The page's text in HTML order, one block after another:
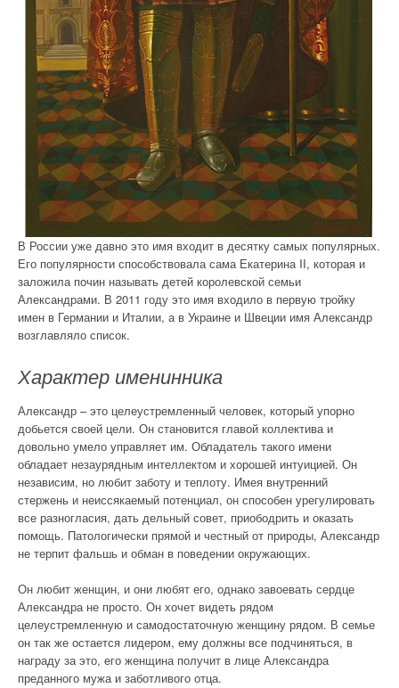
В России уже давно это имя входит в десятку самых популярных.
Его популярности способствовала сама Екатерина II, которая и
заложила почин называть детей королевской семьи
Александрами. В 2011 году это имя входило в первую тройку
имен в Германии и Италии, а в Украине и Швеции имя Александр
возглавляло список.
Характер именинника
Александр – это целеустремленный человек, который упорно
добьется своей цели. Он становится главой коллектива и
довольно умело управляет им. Обладатель такого имени
обладает незаурядным интеллектом и хорошей интуицией. Он
независим, но любит заботу и теплоту. Имея внутренний
стержень и неиссякаемый потенциал, он способен урегулировать
все разногласия, дать дельный совет, приободрить и оказать
помощь. Патологически прямой и честный от природы, Александр
не терпит фальшь и обман в поведении окружающих.
Он любит женщин, и они любят его, однако завоевать сердце
Александра не просто. Он хочет видеть рядом
целеустремленную и самодостаточную женщину рядом. В семье
он так же остается лидером, ему должны все подчиняться, в
награду за это, его женщина получит в лице Александра
преданного мужа и заботливого отца.